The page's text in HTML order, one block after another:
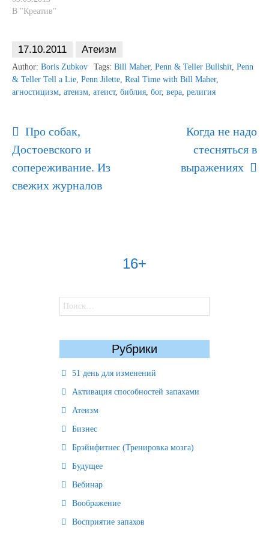
В "Креатив"
17.10.2011 Атеизм
Author: Boris Zubkov Tags: Bill Maher, Penn & Teller Bullshit, Penn
& Teller Tell a Lie, Penn Jilette, Real Time with Bill Maher,
агностицизм, атеизм, атеист, библия, бог, вера, религия
Post
Navigation
Про собак,
Достоевского и
сопереживание. Из
свежих журналов
Когда не надо
стесняться в
выражениях
16+
Найти:
Рубрики
51 день для изменений
Активация способностей запахами
Атеизм
Бизнес
Брэйнфитнес (Тренировка мозга)
Будущее
Вебинар
Воображение
Восприятие запахов